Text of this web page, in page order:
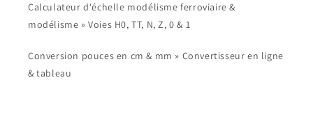
Calculateur d'échelle modélisme ferroviaire &
modélisme » Voies H0, TT, N, Z, 0 & 1
Conversion pouces en cm & mm » Convertisseur en ligne
& tableau